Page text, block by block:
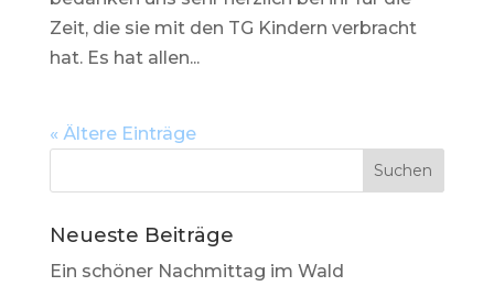
Zeit, die sie mit den TG Kindern verbracht
hat. Es hat allen...
« Ältere Einträge
Neueste Beiträge
Ein schöner Nachmittag im Wald